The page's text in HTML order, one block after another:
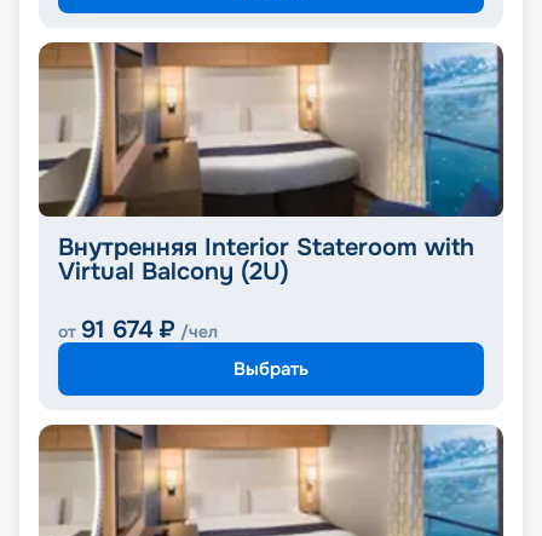
Внутренняя Interior Stateroom with
Virtual Balcony (2U)
от 91 674 ₽ /чел
Выбрать